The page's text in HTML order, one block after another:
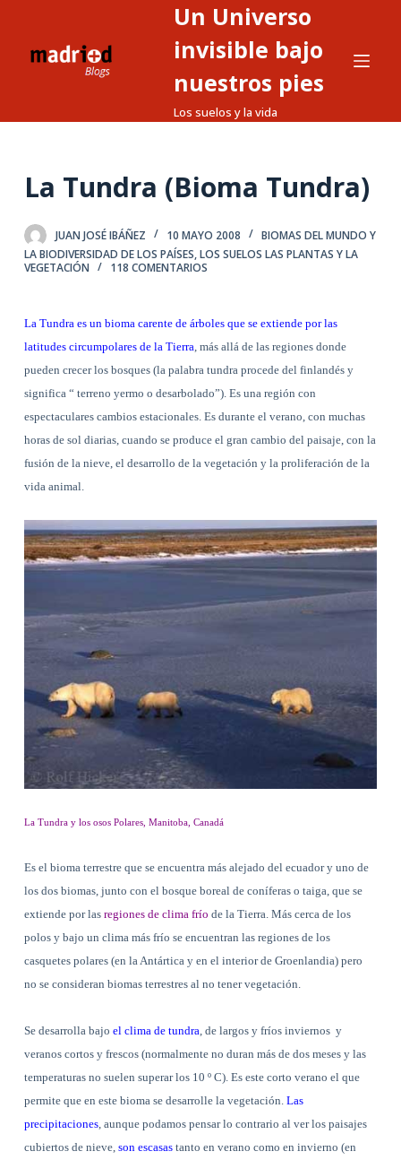
o
n
n
d
o
Un Universo
invisible bajo
nuestros pies
Los suelos y la vida
La Tundra (Bioma Tundra)
JUAN JOSÉ IBÁÑEZ 10 MAYO 2008
BIOMAS DEL MUNDO Y
LA BIODIVERSIDAD DE LOS PAÍSES,LOS SUELOS LAS PLANTAS Y LA
VEGETACIÓN
118 COMENTARIOS
La Tundra es un bioma carente de árboles que se extiende por las
latitudes circumpolares de la Tierra , más allá de las regiones donde
pueden crecer los bosques (la palabra tundra procede del finlandés y
significa “ terreno yermo o desarbolado”). Es una región con
espectaculares cambios estacionales. Es durante el verano, con muchas
horas de sol diarias, cuando se produce el gran cambio del paisaje, con la
fusión de la nieve, el desarrollo de la vegetación y la proliferación de la
vida animal.
La Tundra y los osos Polares, Manitoba, Canadá
Es el bioma terrestre que se encuentra más alejado del ecuador y uno de
los dos biomas, junto con el bosque boreal de coníferas o taiga, que se
extiende por las regiones de clima frío de la Tierra. Más cerca de los
polos y bajo un clima más frío se encuentran las regiones de los
casquetes polares (en la Antártica y en el interior de Groenlandia) pero
no se consideran biomas terrestres al no tener vegetación.
Se desarrolla bajo el clima de tundra , de largos y fríos inviernos y
veranos cortos y frescos (normalmente no duran más de dos meses y las
temperaturas no suelen superar los 10 º C). Es este corto verano el que
permite que en este bioma se desarrolle la vegetación. Las
precipitaciones, aunque podamos pensar lo contrario al ver los paisajes
cubiertos de nieve, son escasastanto en verano como en invierno (en